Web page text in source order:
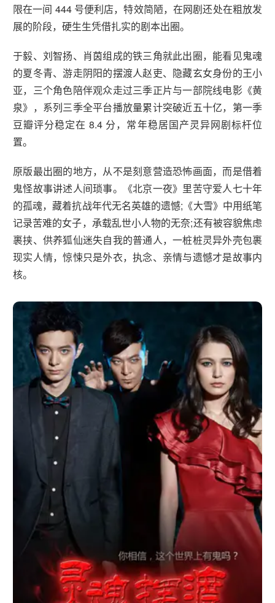
限在一间 444 号便利店，特效简陋，在网剧还处在粗放发
展的阶段，硬生生凭借扎实的剧本出圈。
于毅、刘智扬、肖茵组成的铁三角就此出圈，能看见鬼魂
的夏冬青、游走阴阳的摆渡人赵吏、隐藏玄女身份的王小
亚，三个角色陪伴观众走过三季正片与一部院线电影《黄
泉》，系列三季全平台播放量累计突破近五十亿，第一季
豆瓣评分稳定在 8.4 分，常年稳居国产灵异网剧标杆位
置。
原版最出圈的地方，从不是刻意营造恐怖画面，而是借着
鬼怪故事讲述人间琐事。《北京一夜》里苦守爱人七十年
的孤魂，藏着抗战年代无名英雄的遗憾;《大雪》中用纸笔
记录苦难的女子，承载乱世小人物的无奈;还有被容貌焦虑
裹挟、供养狐仙迷失自我的普通人，一桩桩灵异外壳包裹
现实人情，惊悚只是外衣，执念、亲情与遗憾才是故事内
核。